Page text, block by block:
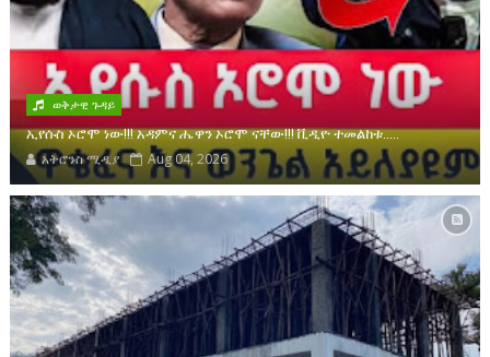
ወቅታዊ ጉዳይ
ኢየሱስ ኦሮሞ ነው!!! አዳምና ሔዋን ኦሮሞ ናቸው!!! ቪዲዮ ተመልከቱ.....
አትሮንስ ሚዲያ Aug 04, 2026